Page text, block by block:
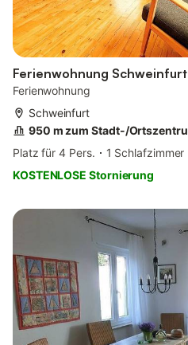
Ferienwohnung
Ferienwohnung
Schweinfurt
950 m zum Stadt-/
Platz für 4 Pers.
1 Schlafzimmer
KOSTENLOSE Stornierung